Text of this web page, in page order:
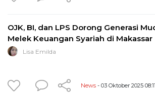
OJK, BI, dan LPS Dorong Generasi
Melek Keuangan Syariah di Makassar
Lisa Emilda
News - 03 Oktober 2025 08:11